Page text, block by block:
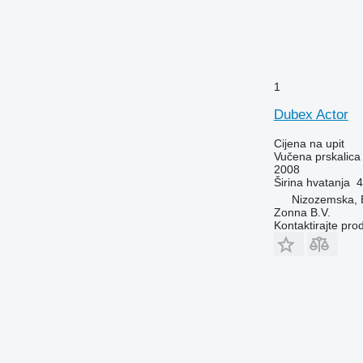
1
Dubex Actor
Cijena na upit
Vučena prskalica
2008
Širina hvatanja
Nizozemska,
Zonna B.V.
Kontaktirajte